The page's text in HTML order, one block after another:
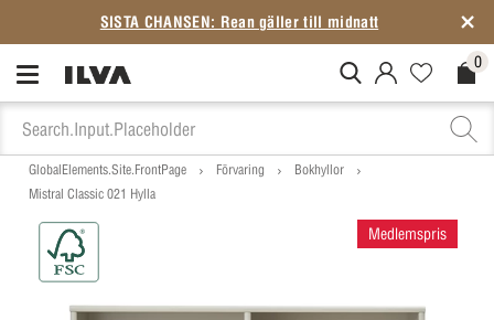
SISTA CHANSEN: Rean gäller till midnatt
MitIlva.Login 0
GlobalElements.Site.FrontPage Förvaring
Bokhyllor
Mistral Classic 021 Hylla
Medlemspris